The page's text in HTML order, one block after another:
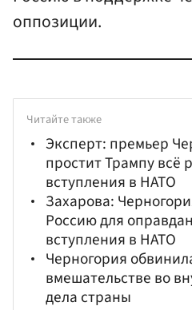
оппозиции.
Читайте также
Эксперт: премьер
простит Трампу всё
вступления в НАТО
Захарова:
Россию для
вступления в НАТО
Черногория
вмешательстве во
дела страны